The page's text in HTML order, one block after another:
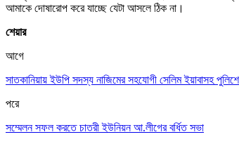
আমাকে দোষারোপ করে যাচ্ছে যেটা আসলে ঠিক না।
শেয়ার
আগে
সাতকানিয়ায় ইউপি সদস্য নাজিমের সহযোগী সেলিম ইয়াবাসহ
পরে
সম্মেলন সফল করতে চাতরী ইউনিয়ন আ.লীগের বর্ধিত সভা